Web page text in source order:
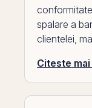
spalare a
clientelei,
Citeste